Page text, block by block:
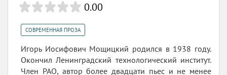
0.00
СОВРЕМЕННАЯ ПРОЗА
Игорь Иосифович Мощицкий родился в 1938 году.
Окончил Ленинградский технологический институт.
Член РАО, автор более двадцати пьес и не менее